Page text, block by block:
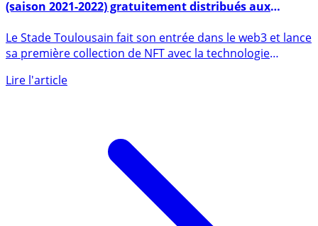
(saison 2021-2022) gratuitement distribués aux
abonnés
sa première collection de NFT avec la technologie